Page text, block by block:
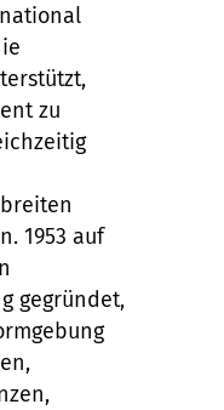
zu
1953 auf
gegründet,